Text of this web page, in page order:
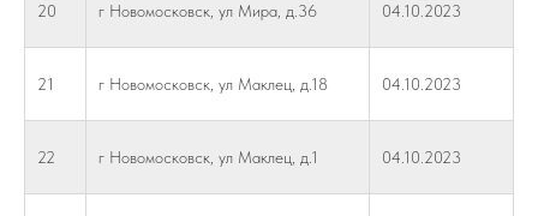
20 г Новомосковск, ул Мира, д.36 04.10.2023
21 г Новомосковск, ул Маклец, д.18 04.10.2023
22 г Новомосковск, ул Маклец, д.1 04.10.2023